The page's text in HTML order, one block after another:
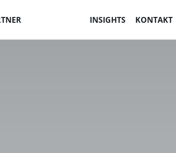
INSIGHTS KONTAKT